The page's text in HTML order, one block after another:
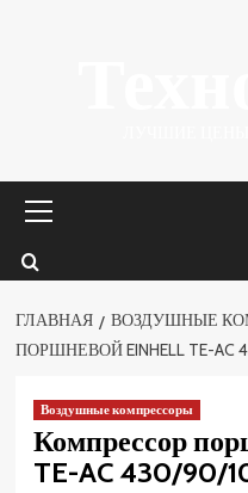
меню
ГЛАВНАЯ ВОЗДУШНЫЕ
ПОРШНЕВОЙ EINHELL TE-
Воздушные компрессоры
Компрессор
TE-AC 430/90/